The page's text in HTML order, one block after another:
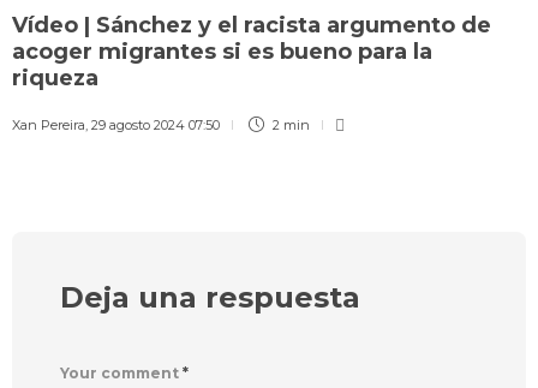
Vídeo | Sánchez y el racista argumento de
acoger migrantes si es bueno para la
riqueza
Xan Pereira, 29 agosto 2024 07:50 2 min
Deja una respuesta
Your comment *